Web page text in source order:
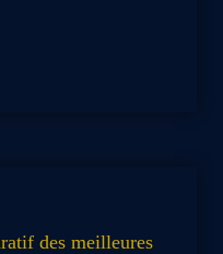
des meilleures